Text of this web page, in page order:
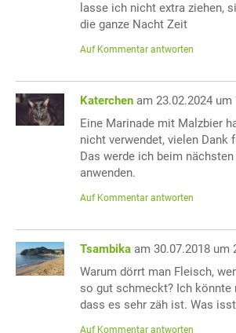
lasse ich nicht extra ziehen,
die ganze Nacht Zeit
Auf Kommentar antworten
Katerchen am 23.02.2024 um
Eine Marinade mit Malzbier
nicht verwendet, vielen Dank
Das werde ich beim
anwenden.
Auf Kommentar antworten
Tsambika am 30.07.2018 um
Warum dörrt man Fleisch,
so gut schmeckt? Ich könnte
dass es sehr zäh ist. Was
Auf Kommentar antworten